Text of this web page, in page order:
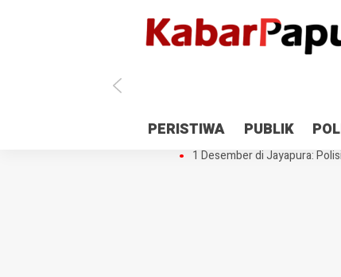
PERISTIWA PUBLIK
Antisipasi 1 Desember, TNI
Gedung Perpustakaan SMPN
1 Desember di Jayapura: